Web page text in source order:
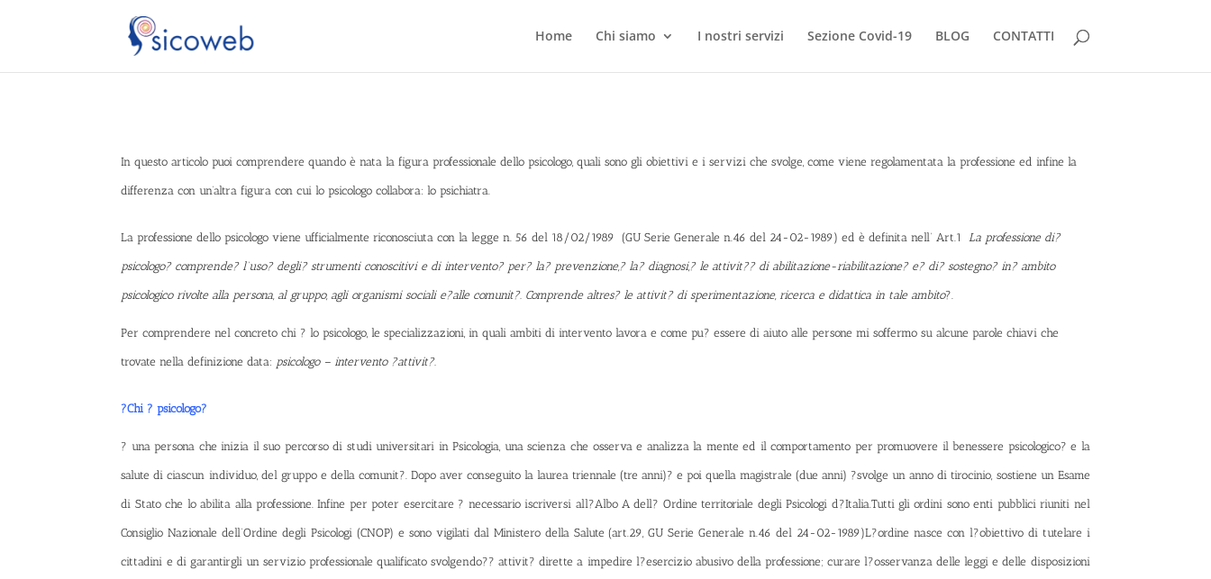
Home Chi siamo I nostri servizi Sezione Covid-19 BLOG CONTATTI
In questo articolo puoi comprendere quando è nata la figura professionale dello psicologo, quali sono gli obiettivi e i servizi che svolge, come viene regolamentata la professione ed infine la
differenza con un’altra figura con cui lo psicologo collabora: lo psichiatra.
La professione dello psicologo viene ufficialmente riconosciuta conla legge n. 56 del 18/02/1989(GU Serie Generale n.46 del 24-02-1989) ed è definita nell’ Art.1 La professione di?
psicologo? comprende? l’uso? degli? strumenti conoscitivi e di intervento? per? la? prevenzione,? la? diagnosi,? le attivit?? di abilitazione-riabilitazione? e? di? sostegno? in? ambito
psicologico rivolte alla persona, al gruppo, agli organismi sociali e?alle comunit?. Comprende altres? le attivit? di sperimentazione, ricerca e didattica in tale ambito?.
Per comprendere nel concreto chi ? lo psicologo, le specializzazioni, in quali ambiti di intervento lavora e come pu? essere di aiuto alle persone mi soffermo su alcune parole chiavi che
trovate nella definizione data: psicologo – intervento ?attivit?.
?Chi ? psicologo?
? una persona che inizia il suo percorso di studi universitari in Psicologia, una scienza che osserva e analizza la mente ed il comportamento per promuovere il benessere psicologico? e la
salute di ciascun individuo, del gruppo e della comunit?. Dopo aver conseguito la laurea triennale (tre anni)? e poi quella magistrale (due anni) ?svolge un anno di tirocinio, sostiene un Esame
di Stato che lo abilita alla professione. Infine per poter esercitare ? necessario iscriversi all?Albo A dell? Ordine territoriale degli Psicologi d?Italia.Tutti gli ordini sono enti pubblici riuniti nel
Consiglio Nazionale dell’Ordine degli Psicologi (CNOP) e sono vigilati dal Ministero della Salute (art.29,GU Serie Generale n.46 del 24-02-1989)L?ordine nasce con l?obiettivo di tutelare i
cittadini e di garantirgli un servizio professionale qualificato svolgendo?? attivit? dirette a impedire l?esercizio abusivo della professione; curare l?osservanza delle leggi e delle disposizioni